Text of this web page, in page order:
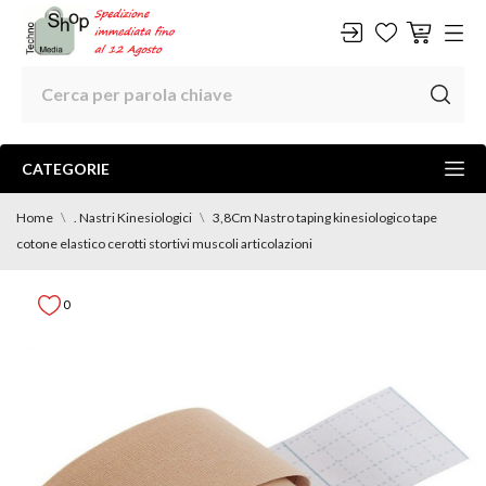
CATEGORIE
Home . Nastri Kinesiologici
3,8Cm Nastro taping kinesiologico tape
cotone elastico cerotti stortivi muscoli articolazioni
0